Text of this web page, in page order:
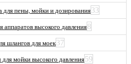
для пены, мойки и дозирования33
аппаратов высокого давления8
шлангов для моек37
мойки высокого давления59